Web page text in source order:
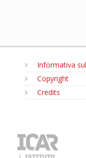
Informativa
Copyright
Credits